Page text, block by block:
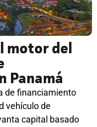
motor del
Panamá
de financiamiento
vehículo de
capital basado